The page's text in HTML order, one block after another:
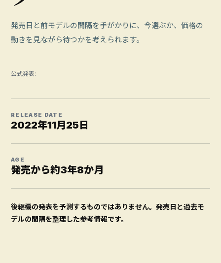
発売日と前モデルの間隔を手がかりに、今選ぶか、価格の
動きを見ながら待つかを考えられます。
公式発表:
RELEASE DATE
2022年11月25日
AGE
発売から約3年8か月
後継機の発表を予測するものではありません。発売日と過去モ
デルの間隔を整理した参考情報です。